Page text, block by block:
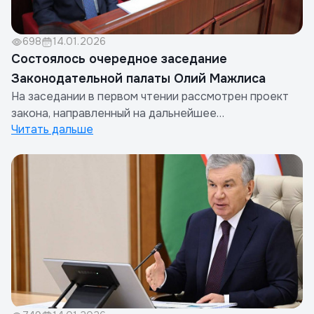
698 14.01.2026
Cостоялось очередное заседание
Законодательной палаты Олий Мажлиса
На заседании в первом чтении рассмотрен проект
закона, направленный на дальнейшее
совершенствование государственного контроля и
и сейсмической безопасности зданий и
сооружений.Как отмечалось, в нашей стране
принимаются последовательные меры по
Читать дальше